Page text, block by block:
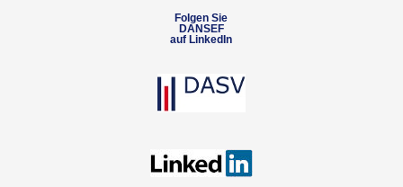
Folgen Sie
DANSEF
auf LinkedIn